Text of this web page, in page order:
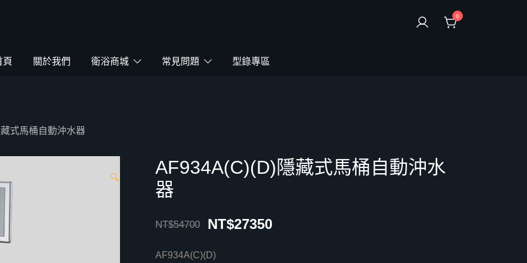
0
頁 關於我們 衛浴商城 常見問題 型錄專區
式馬桶自動沖水器
🔍
AF934A(C)(D)隱藏式馬桶自動沖水
器
NT$54700 NT$27350
AF934A(C)(D)